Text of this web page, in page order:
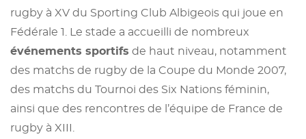
rugby à XV du Sporting Club Albigeois qui joue en
Fédérale 1. Le stade a accueilli de nombreux
événements sportifs de haut niveau, notamment
des matchs de rugby de la Coupe du Monde 2007,
des matchs du Tournoi des Six Nations féminin,
ainsi que des rencontres de l’équipe de France de
rugby à XIII.